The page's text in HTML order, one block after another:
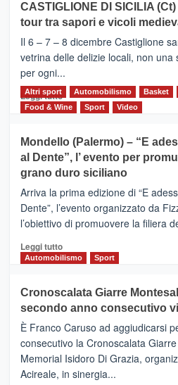
MOIO
ALCANTARA
–
Vivicittà,
alla
scoperta
del
territorio,
e
messaggi
di
CASTIGLIONE DI SICILIA
tour tra sapori e vicoli
Il 6 – 7 – 8 dicembre Castiglione
vetrina delle delizie locali, non
per ogni...
Leggi tuttoLeggi
di
CASTIGLIONE
DI
SICILIA
(Ct)
–
Il
Borgo
Gusto,
il
tra
sapori
vicoli
medievali
Altri sport Automobilismo Basket
Food & Wine
Sport Video
Mondello (Palermo) – “E
al Dente”, l’ evento per
grano duro siciliano
Arriva la prima edizione di “E
Dente”, l’evento organizzato da
l’obiettivo di promuovere la filiera
Leggi tuttoLeggi
di
Mondello
(Palermo)
–
“E
adesso
Pasta
–
Automobilismo Sport
Cronoscalata Giarre
secondo anno consecutivo
È Franco Caruso ad aggiudicarsi
consecutivo la Cronoscalata
Memorial Isidoro Di Grazia,
Acireale, in sinergia...